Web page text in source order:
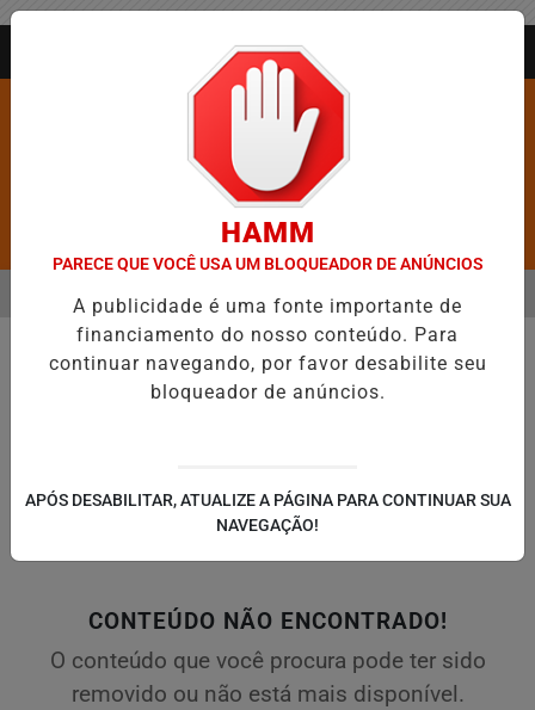
Pesquisar Notícia
DE FIGURAR ENTRE AS CINCO CIDADES MAIS VIOLENTAS DO
EM ALTA
MENU
CONTEÚDO NÃO ENCONTRADO!
O conteúdo que você procura pode ter sido
removido ou não está mais disponível.
HAMM
PARECE QUE VOCÊ USA UM BLOQUEADOR DE ANÚNCIOS
A publicidade é uma fonte importante de
financiamento do nosso conteúdo. Para
continuar navegando, por favor desabilite seu
bloqueador de anúncios.
APÓS DESABILITAR, ATUALIZE A PÁGINA PARA CONTINUAR SUA
NAVEGAÇÃO!